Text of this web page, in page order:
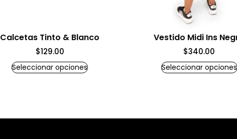
Calcetas Tinto & Blanco
$129.00
Seleccionar opciones
Vestido Midi Ins
$340.00
Seleccionar opciones